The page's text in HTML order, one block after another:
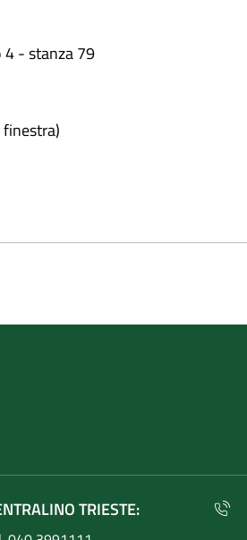
- stanza 79
TRIESTE: